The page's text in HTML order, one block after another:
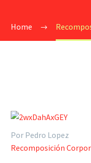
Home
Por Pedro Lopez
Recomposición